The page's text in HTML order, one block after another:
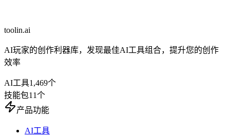
toolin.ai
AI玩家的创作利器库，发现最佳AI工具组合，提升您的创作
效率
AI工具1,469个
技能包11个
产品功能
AI工具